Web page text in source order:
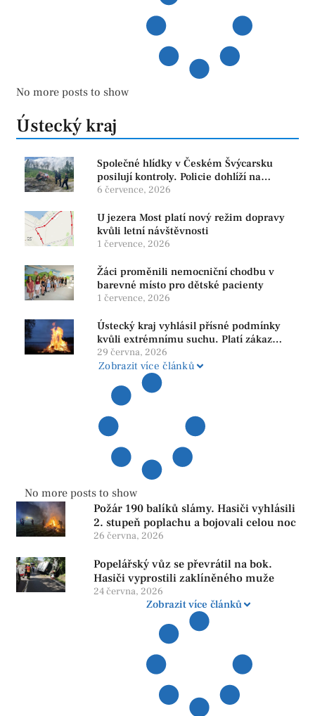
No more posts to show
Ústecký kraj
Společné hlídky v Českém Švýcarsku
posilují kontroly. Policie dohlíží na
bezpečnost i ochranu přírody
6 července, 2026
U jezera Most platí nový režim dopravy
kvůli letní návštěvnosti
1 července, 2026
Žáci proměnili nemocniční chodbu v
barevné místo pro dětské pacienty
1 července, 2026
Ústecký kraj vyhlásil přísné podmínky
kvůli extrémnímu suchu. Platí zákaz
ohňů i pyrotechniky
29 června, 2026
Zobrazit více článků
No more posts to show
Požár 190 balíků slámy. Hasiči vyhlásili
2. stupeň poplachu a bojovali celou noc
26 června, 2026
Popelářský vůz se převrátil na bok.
Hasiči vyprostili zaklíněného muže
24 června, 2026
Zobrazit více článků